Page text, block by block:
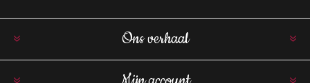
Ons verhaal